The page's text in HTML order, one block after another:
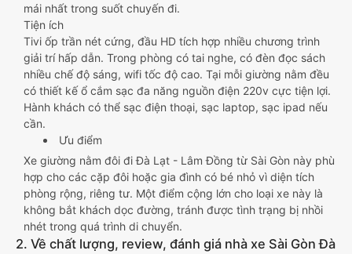
mái nhất trong suốt chuyến đi.
Tiện ích
Tivi ốp trần nét cứng, đầu HD tích hợp nhiều chương trình
giải trí hấp dẫn. Trong phòng có tai nghe, có đèn đọc sách
nhiều chế độ sáng, wifi tốc độ cao. Tại mỗi giường nằm đều
có thiết kế ổ cắm sạc đa năng nguồn điện 220v cực tiện lợi.
Hành khách có thể sạc điện thoại, sạc laptop, sạc ipad nếu
cần.
Ưu điểm
Xe giường nằm đôi đi Đà Lạt - Lâm Đồng từ Sài Gòn này phù
hợp cho các cặp đôi hoặc gia đình có bé nhỏ vì diện tích
phòng rộng, riêng tư. Một điểm cộng lớn cho loại xe này là
không bắt khách dọc đường, tránh được tình trạng bị nhồi
nhét trong quá trình di chuyển.
2. Về chất lượng, review, đánh giá nhà xe Sài Gòn Đà